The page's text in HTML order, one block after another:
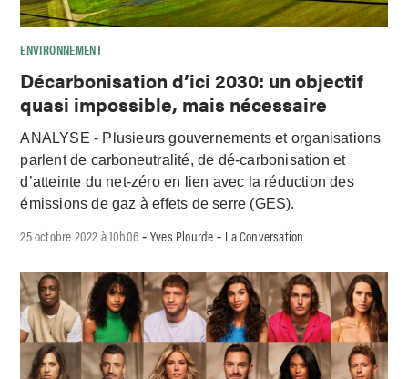
ENVIRONNEMENT
Décarbonisation d’ici 2030: un objectif
quasi impossible, mais nécessaire
ANALYSE - Plusieurs gouvernements et organisations
parlent de carboneutralité, de dé-carbonisation et
d’atteinte du net-zéro en lien avec la réduction des
émissions de gaz à effets de serre (GES).
25 octobre 2022 à 10h06 -Yves Plourde - La Conversation